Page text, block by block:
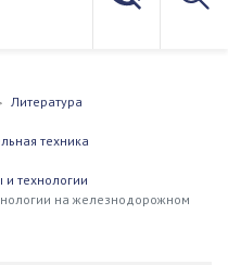
Литература
техника
технологии
на железнодорожном